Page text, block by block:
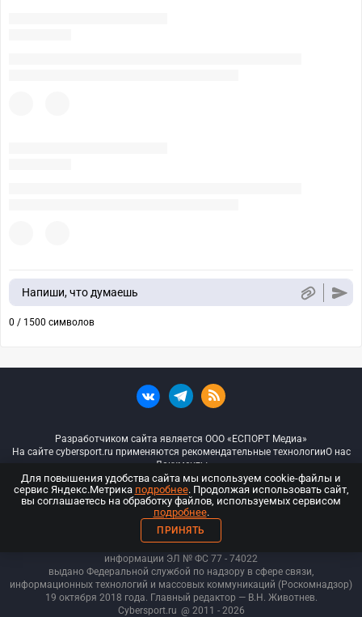
Напиши, что думаешь
0 / 1500 символов
Разработчиком сайта является ООО «ЕСПОРТ Медиа»
На сайте cybersport.ru применяются рекомендательные технологииО нас
Документы
© ООО «Киберспорт.ру» — Все права защищены
18+
ООО «Киберспорт.ру». Свидетельство о регистрации средств массовой
информации ЭЛ № ФС 77 - 74022
выдано Федеральной службой по надзору в сфере связи,
информационных технологий и массовых коммуникаций (Роскомнадзор)
19 октября 2018 года. Главный редактор — В.Н. Животнев.
Cybersport.ru @ 2011 - 2026
Для повышения удобства сайта мы используем cookie-файлы и
сервис Яндекс.Метрика подробнее. Продолжая использовать сайт,
вы соглашаетесь на обработку файлов, используемых сервисом
подробнее.
ПРИНЯТЬ